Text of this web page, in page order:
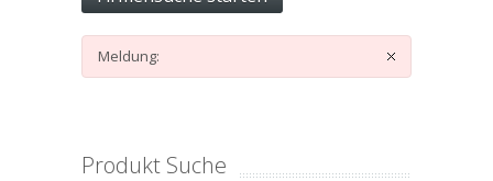
Meldung:
Produkt Suche